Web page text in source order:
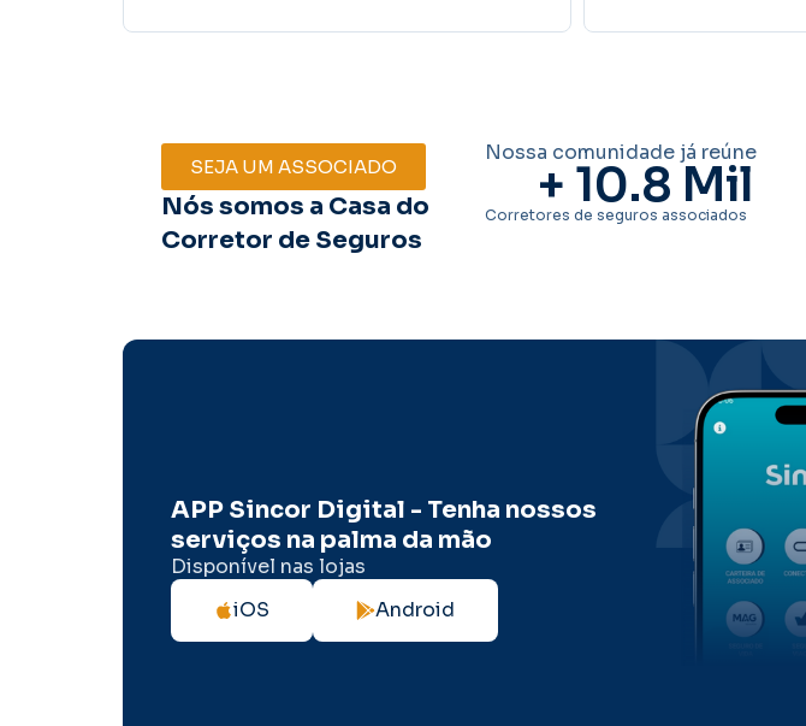
SEJA UM ASSOCIADO
Nós somos a Casa do
Corretor de Seguros
Nossa comunidade já reúne
+ 10.8 Mil
Corretores de seguros associados
APP Sincor Digital - Tenha nossos
serviços na palma da mão
Disponível nas lojas
iOS
Android